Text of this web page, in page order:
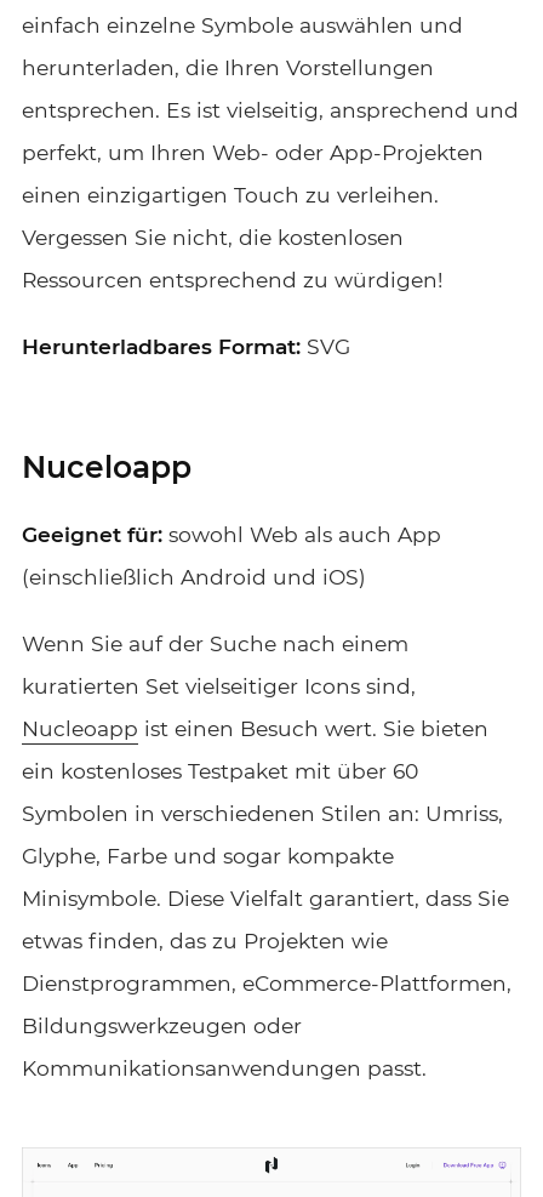
einfach einzelne Symbole auswählen und
herunterladen, die Ihren Vorstellungen
entsprechen. Es ist vielseitig, ansprechend und
perfekt, um Ihren Web- oder App-Projekten
einen einzigartigen Touch zu verleihen.
Vergessen Sie nicht, die kostenlosen
Ressourcen entsprechend zu würdigen!
Herunterladbares Format:SVG
Nuceloapp
Geeignet für:sowohl Web als auch App
(einschließlich Android und iOS)
Wenn Sie auf der Suche nach einem
kuratierten Set vielseitiger Icons sind,
Nucleoapp ist einen Besuch wert. Sie bieten
ein kostenloses Testpaket mit über 60
Symbolen in verschiedenen Stilen an: Umriss,
Glyphe, Farbe und sogar kompakte
Minisymbole. Diese Vielfalt garantiert, dass Sie
etwas finden, das zu Projekten wie
Dienstprogrammen, eCommerce-Plattformen,
Bildungswerkzeugen oder
Kommunikationsanwendungen passt.